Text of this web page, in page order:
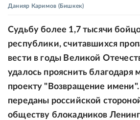
Данияр Каримов (Бишкек)
Судьбу более 1,7 тысячи
республики, считавшихся
вести в годы Великой
удалось прояснить
проекту "Возвращение
переданы российской
обществу блокадников